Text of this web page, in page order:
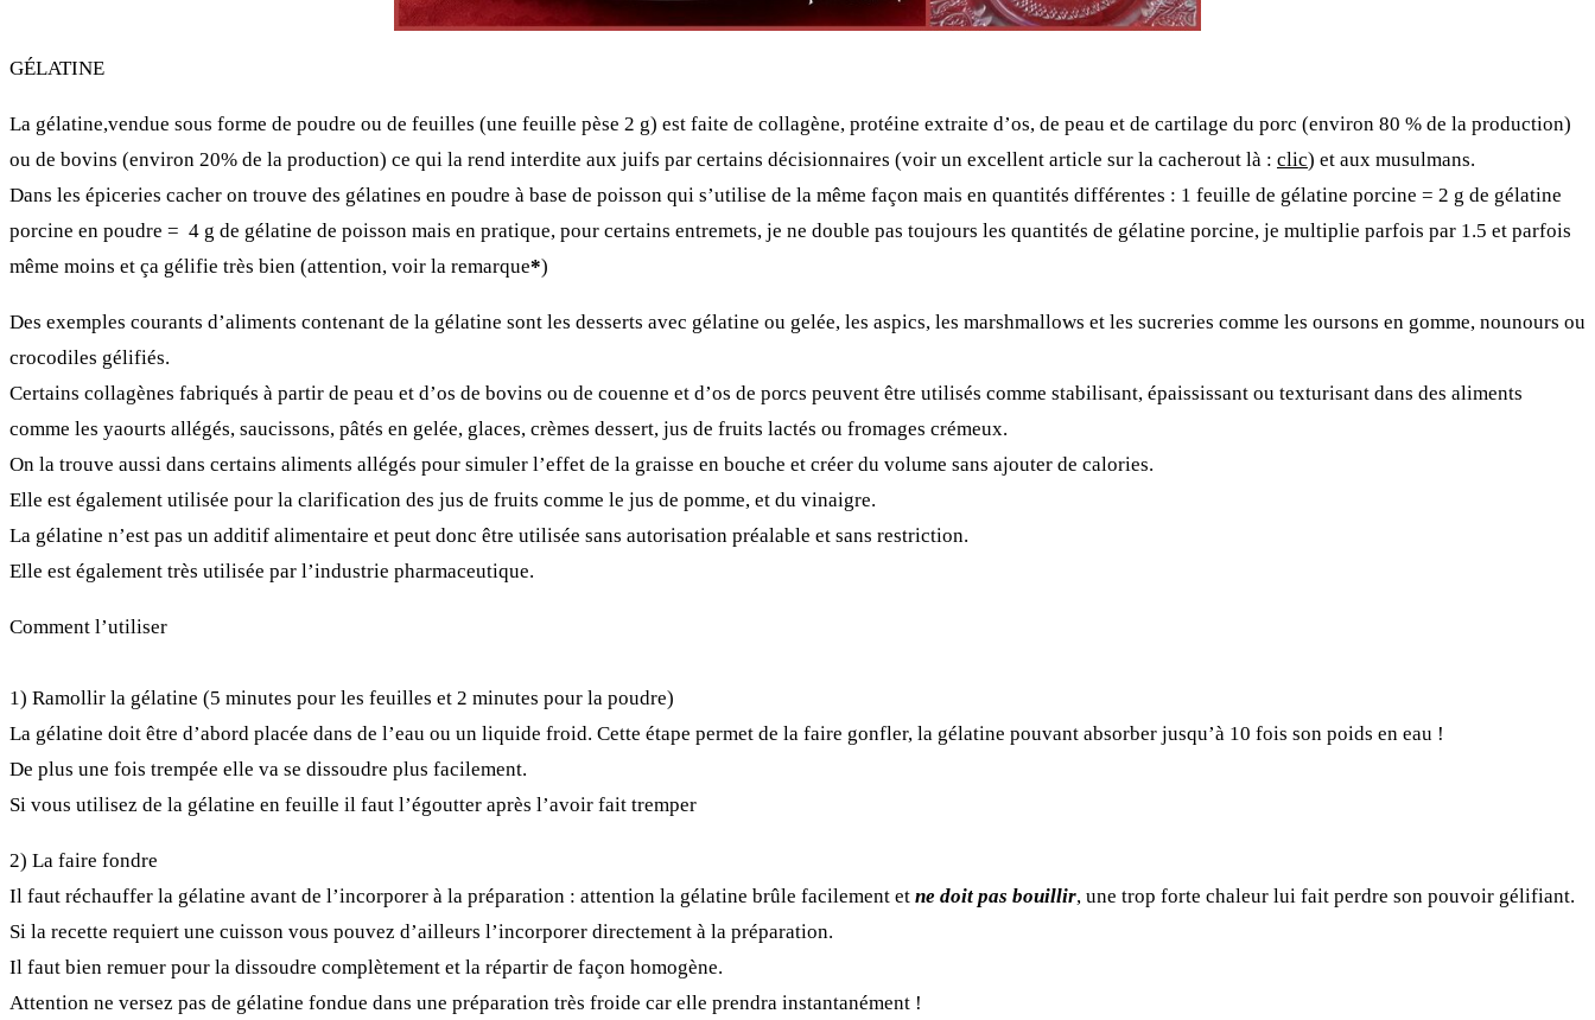
GÉLATINE
La gélatine,vendue sous forme de poudre ou de feuilles (une feuille pèse 2 g) est faite de collagène, protéine extraite d’os, de peau et de cartilage du porc (environ 80 % de la production)
ou de bovins (environ 20% de la production) ce qui la rend interdite aux juifs par certains décisionnaires (voir un excellent article sur la cacherout là : clic) et aux musulmans.
Dans les épiceries cacher on trouve des gélatines en poudre à base de poisson qui s’utilise de la même façon mais en quantités différentes : 1 feuille de gélatine porcine = 2 g de gélatine
porcine en poudre = 4 g de gélatine de poisson mais en pratique, pour certains entremets, je ne double pas toujours les quantités de gélatine porcine, je multiplie parfois par 1.5 et parfois
même moins et ça gélifie très bien (attention, voir la remarque*)
Des exemples courants d’aliments contenant de la gélatine sont les desserts avec gélatine ou gelée, les aspics, les marshmallows et les sucreries comme les oursons en gomme, nounours ou
crocodiles gélifiés.
Certains collagènes fabriqués à partir de peau et d’os de bovins ou de couenne et d’os de porcs peuvent être utilisés comme stabilisant, épaississant ou texturisant dans des aliments
comme les yaourts allégés, saucissons, pâtés en gelée, glaces, crèmes dessert, jus de fruits lactés ou fromages crémeux.
On la trouve aussi dans certains aliments allégés pour simuler l’effet de la graisse en bouche et créer du volume sans ajouter de calories.
Elle est également utilisée pour la clarification des jus de fruits comme le jus de pomme, et du vinaigre.
La gélatine n’est pas un additif alimentaire et peut donc être utilisée sans autorisation préalable et sans restriction.
Elle est également très utilisée par l’industrie pharmaceutique.
Comment l’utiliser
1) Ramollir la gélatine (5 minutes pour les feuilles et 2 minutes pour la poudre)
La gélatine doit être d’abord placée dans de l’eau ou un liquide froid. Cette étape permet de la faire gonfler, la gélatine pouvant absorber jusqu’à 10 fois son poids en eau !
De plus une fois trempée elle va se dissoudre plus facilement.
Si vous utilisez de la gélatine en feuille il faut l’égoutter après l’avoir fait tremper
2) La faire fondre
Il faut réchauffer la gélatine avant de l’incorporer à la préparation : attention la gélatine brûle facilement et ne doit pas bouillir, une trop forte chaleur lui fait perdre son pouvoir gélifiant.
Si la recette requiert une cuisson vous pouvez d’ailleurs l’incorporer directement à la préparation.
Il faut bien remuer pour la dissoudre complètement et la répartir de façon homogène.
Attention ne versez pas de gélatine fondue dans une préparation très froide car elle prendra instantanément !